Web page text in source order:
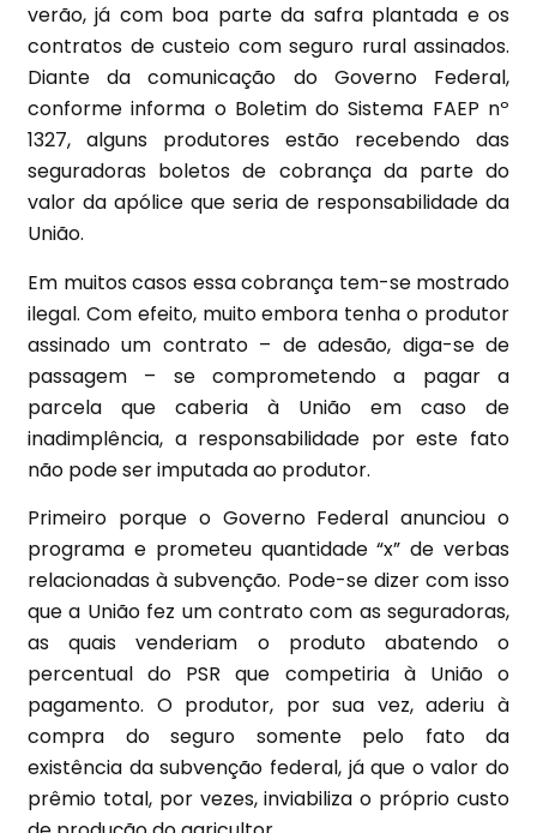
verão, já com boa parte da safra plantada e os
contratos de custeio com seguro rural assinados.
Diante da comunicação do Governo Federal,
conforme informa o Boletim do Sistema FAEP nº
1327, alguns produtores estão recebendo das
seguradoras boletos de cobrança da parte do
valor da apólice que seria de responsabilidade da
União.
Em muitos casos essa cobrança tem-se mostrado
ilegal. Com efeito, muito embora tenha o produtor
assinado um contrato – de adesão, diga-se de
passagem – se comprometendo a pagar a
parcela que caberia à União em caso de
inadimplência, a responsabilidade por este fato
não pode ser imputada ao produtor.
Primeiro porque o Governo Federal anunciou o
programa e prometeu quantidade “x” de verbas
relacionadas à subvenção. Pode-se dizer com isso
que a União fez um contrato com as seguradoras,
as quais venderiam o produto abatendo o
percentual do PSR que competiria à União o
pagamento. O produtor, por sua vez, aderiu à
compra do seguro somente pelo fato da
existência da subvenção federal, já que o valor do
prêmio total, por vezes, inviabiliza o próprio custo